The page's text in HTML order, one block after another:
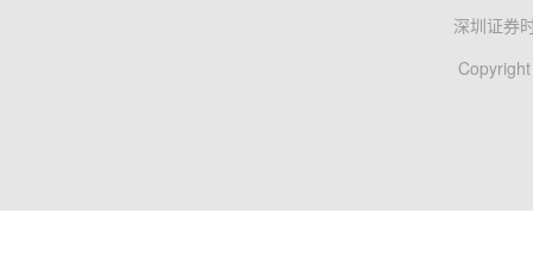
深圳证券